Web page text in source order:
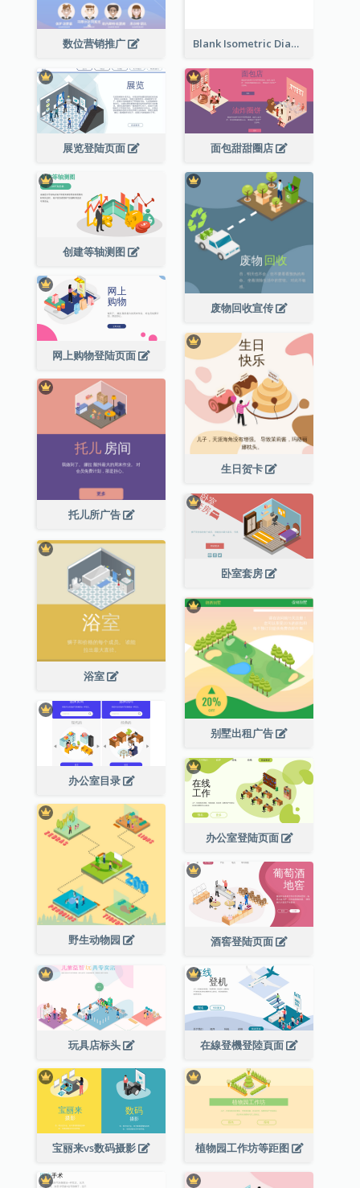
数位营销推广 Blank Isometric Diagram
展览登陆页面 面包甜甜圈店
创建等轴测图
废物回收宣传
网上购物登陆页面
生日贺卡
托儿所广告
卧室套房
浴室
别墅出租广告
办公室目录
办公室登陆页面
野生动物园 酒窖登陆页面
玩具店标头 在線登機登陸頁面
宝丽来vs数码摄影 植物园工作坊等距图